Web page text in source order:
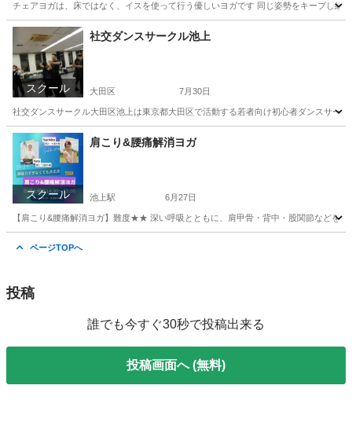
チェアヨガは、床ではなく、イスを使って行う優しいヨガです 同じ姿勢をキープし
東京 大田区 池上駅 ヨガ シニア
スクール
社交ダンスサークル池上
大田区 7月30日
社交ダンスサークル大田区池上は東京都大田区で活動する若者向け初心者ダンスサー
東京 大田区 社交ダンス サークル
スクール
肩こり&腰痛解消ヨガ
池上駅 6月27日
【肩こり&腰痛解消ヨガ】難度★★ 深い呼吸とともに、肩甲骨・背中・股関節などを
ページTOPへ
投稿
誰でも今すぐ30秒で投稿出来る
投稿画面へ (無料)